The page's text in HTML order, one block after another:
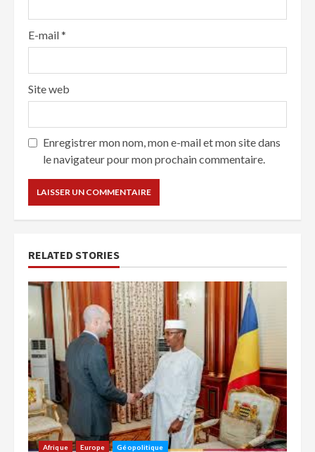
E-mail*
Site web
Enregistrer mon nom, mon e-mail et mon site dans
le navigateur pour mon prochain commentaire.
RELATED STORIES
Afrique Europe Géopolitique